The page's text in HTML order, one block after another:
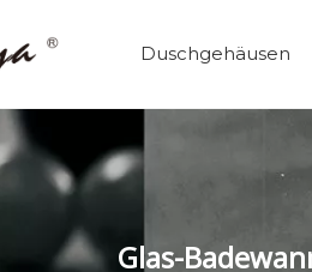
Duschgehäusen
Glas-